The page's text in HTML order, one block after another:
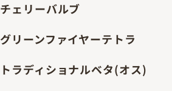
チェリーバルブ
グリーンファイヤーテトラ
トラディショナルベタ(オス)